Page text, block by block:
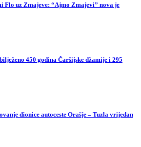
Flo uz Zmajeve: “Ajmo Zmajevi” nova je
450 godina Čaršijske džamije i 295
dionice autoceste Orašje – Tuzla vrijedan